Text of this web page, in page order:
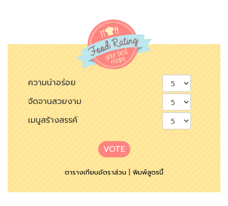
ความน่าอร่อย
จัดจานสวยงาม
เมนูสร้างสรรค์
VOTE
ตารางเทียบอัตราส่วน|พิมพ์สูตรนี้